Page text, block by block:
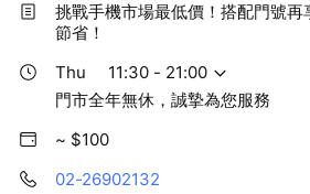
挑戰手機市場最低價！搭配門號
節省！
Thu
11:30 - 21:00
門市全年無休，誠摯為您服務
~ $100
02-26902132